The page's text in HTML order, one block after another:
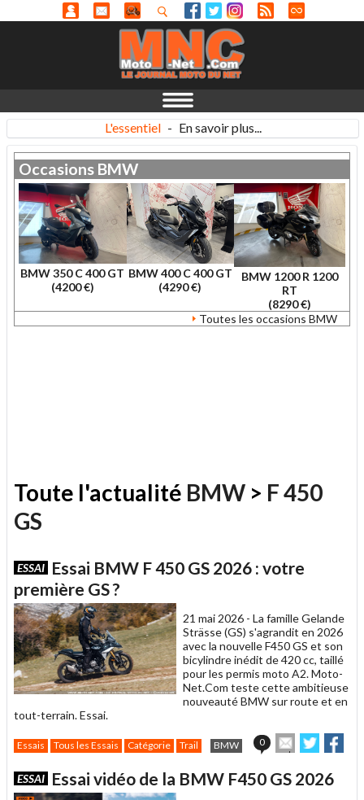
L'essentiel - En savoir plus...
Occasions BMW
BMW 350 C 400 GT
(4200 €)
BMW 400 C 400 GT
(4290 €)
BMW 1200 R 1200
RT
(8290 €)
Toutes les occasions BMW
Toute l'actualité BMW > F 450
GS
ESSAI Essai BMW F 450 GS 2026 : votre
première GS ?
21 mai 2026 - La famille Gelande
Strässe (GS) s'agrandit en 2026
avec la nouvelle F450 GS et son
bicylindre inédit de 420 cc, taillé
pour les permis moto A2. Moto-
Net.Com teste cette ambitieuse
nouveauté BMW sur route et en
tout-terrain. Essai.
Essais Tous les Essais Catégorie Trail BMW 0
Envoyer
cet
à
Partager
sur sur
ESSAI Essai vidéo de la BMW F450 GS 2026